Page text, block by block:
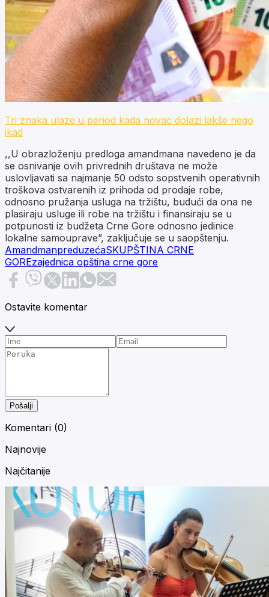
Tri znaka ulaze u period kada novac dolazi lakše nego
ikad
,,U obrazloženju predloga amandmana navedeno je da
se osnivanje ovih privrednih društava ne može
uslovljavati sa najmanje 50 odsto sopstvenih operativnih
troškova ostvarenih iz prihoda od prodaje robe,
odnosno pružanja usluga na tržištu, budući da ona ne
plasiraju usluge ili robe na tržištu i finansiraju se u
potpunosti iz budžeta Crne Gore odnosno jedinice
lokalne samouprave”, zaključuje se u saopštenju.
AmandmanpreduzećaSKUPŠTINA CRNE
GOREzajednica opština crne gore
Ostavite komentar
Pošalji
Komentari (0)
Najnovije
Najčitanije